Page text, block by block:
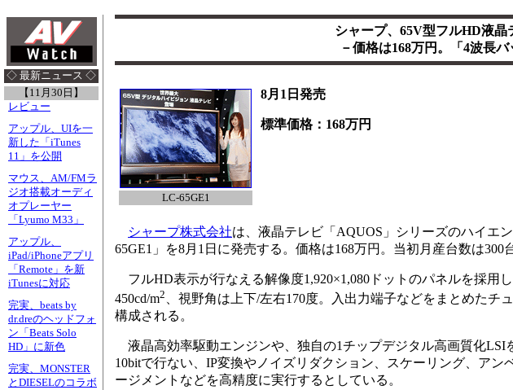
◇ 最新ニュース ◇
【11月30日】
レビュー
アップル、UIを一
新した「iTunes
11」を公開
マウス、AM/FMラ
ジオ搭載オーディ
オプレーヤー
「Lyumo M33」
アップル、
iPad/iPhoneアプリ
「Remote」を新
iTunesに対応
完実、beats by
dr.dreのヘッドフォ
ン「Beats Solo
HD」に新色
完実、MONSTER
とDIESELのコラボ
シャープ、65V型フルHD液晶
－価格は168万円。「4波長
LC-65GE1
8月1日発売
標準価格：168万円
シャープ株式会社は、液晶テレビ「AQUOS」シリーズのハイエ
65GE1」を8月1日に発売する。価格は168万円。当初月産台数は300
フルHD表示が行なえる解像度1,920×1,080ドットのパネルを採用
450cd/m2
、視野角は上下/左右170度。入出力端子などをまとめたチ
構成される。
液晶高効率駆動エンジンや、独自の1チップデジタル高画質化LSI
10bitで行ない、IP変換やノイズリダクション、スケーリング、アン
ージメントなどを高精度に実行するとしている。